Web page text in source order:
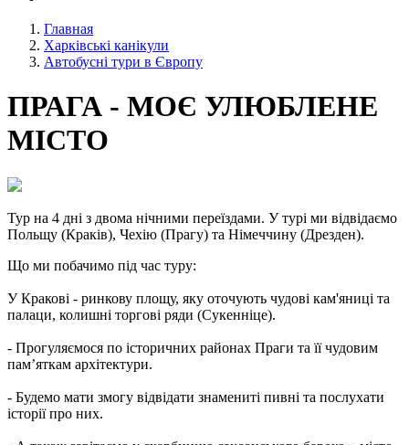
Главная
Харківські канікули
Автобусні тури в Європу
ПРАГА - МОЄ УЛЮБЛЕНЕ
МІСТО
Тур на 4 дні з двома нічними переїздами. У турі ми відвідаємо
Польщу (Краків), Чехію (Прагу) та Німеччину (Дрезден).
Що ми побачимо під час туру:
У Кракові - ринкову площу, яку оточують чудові кам'яниці та
палаци, колишні торгові ряди (Сукенніце).
- Прогуляємося по історичних районах Праги та її чудовим
пам’яткам архітектури.
- Будемо мати змогу відвідати знамениті пивні та послухати
історії про них.